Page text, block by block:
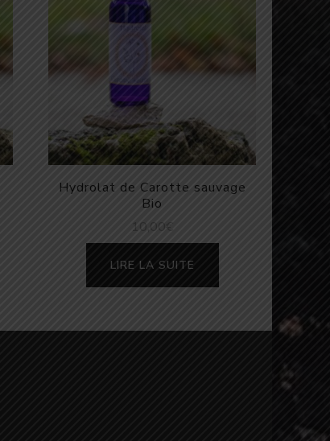
Hydrolat de Carotte sauvage
Bio
10,00€
LIRE LA SUITE